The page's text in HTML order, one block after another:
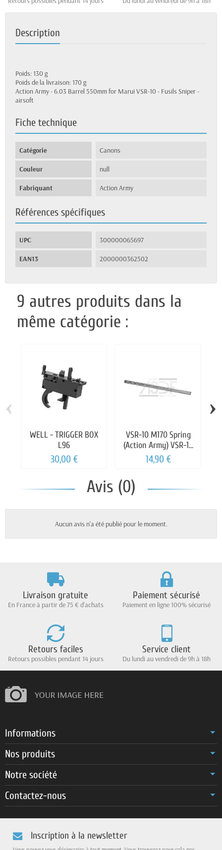
Description
Poids: 130 g
Poids de la livraison: 170 g
Action Army - 6.03 Barrel 550mm for Marui VSR-10 - Fusils Sniper -
airsoft
Fiche technique
Catégorie Canons
Couleur null
Fabriquant Action Army
Références spécifiques
UPC 300000065697
EAN13 2000000362502
9 autres produits dans la
même catégorie :
WELL - TRIGGER BOX
L96
30,00 €
VSR-10 M170 Spring
(Action Army) VSR-10
M170 Spring
14,90 €
‹ ›
Avis (0)
Aucun avis n'a été publié pour le moment.
Livraison gratuite
En France à partir de 75 € d'achats
Paiement sécurisé
Paiement en ligne 100% sécurisé
Retours faciles
Retours possibles pendant 14 jours
Service client
Du lundi au vendredi de 9h à 18h
Informations
Nos produits
Notre société
Contactez-nous
Inscription à la newsletter